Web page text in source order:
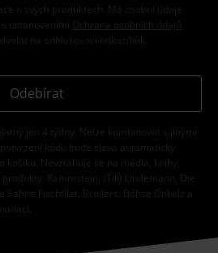
o svých produktech. Mé osobní údaje
ustanoveními
Ochrana osobních údajů
na odhlašovací odkaz/link.
Odebírat
jen 4 týdny. Nelze kombinovat s jinými
kódu bude sleva automaticky
košíku. Nevztahuje se na média, knihy,
produkty: Rammstein, (Till) Lindemann, Die
Sahne Fischfilet, Broilers, Böhse Onkelz a